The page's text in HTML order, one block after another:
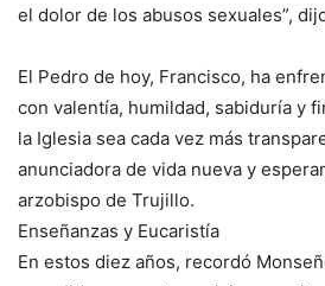
el dolor de los abusos sexuales”,
El Pedro de hoy, Francisco, ha
con valentía, humildad, sabiduría y
la Iglesia sea cada vez más
anunciadora de vida nueva y
arzobispo de Trujillo.
Enseñanzas y Eucaristía
En estos diez años, recordó